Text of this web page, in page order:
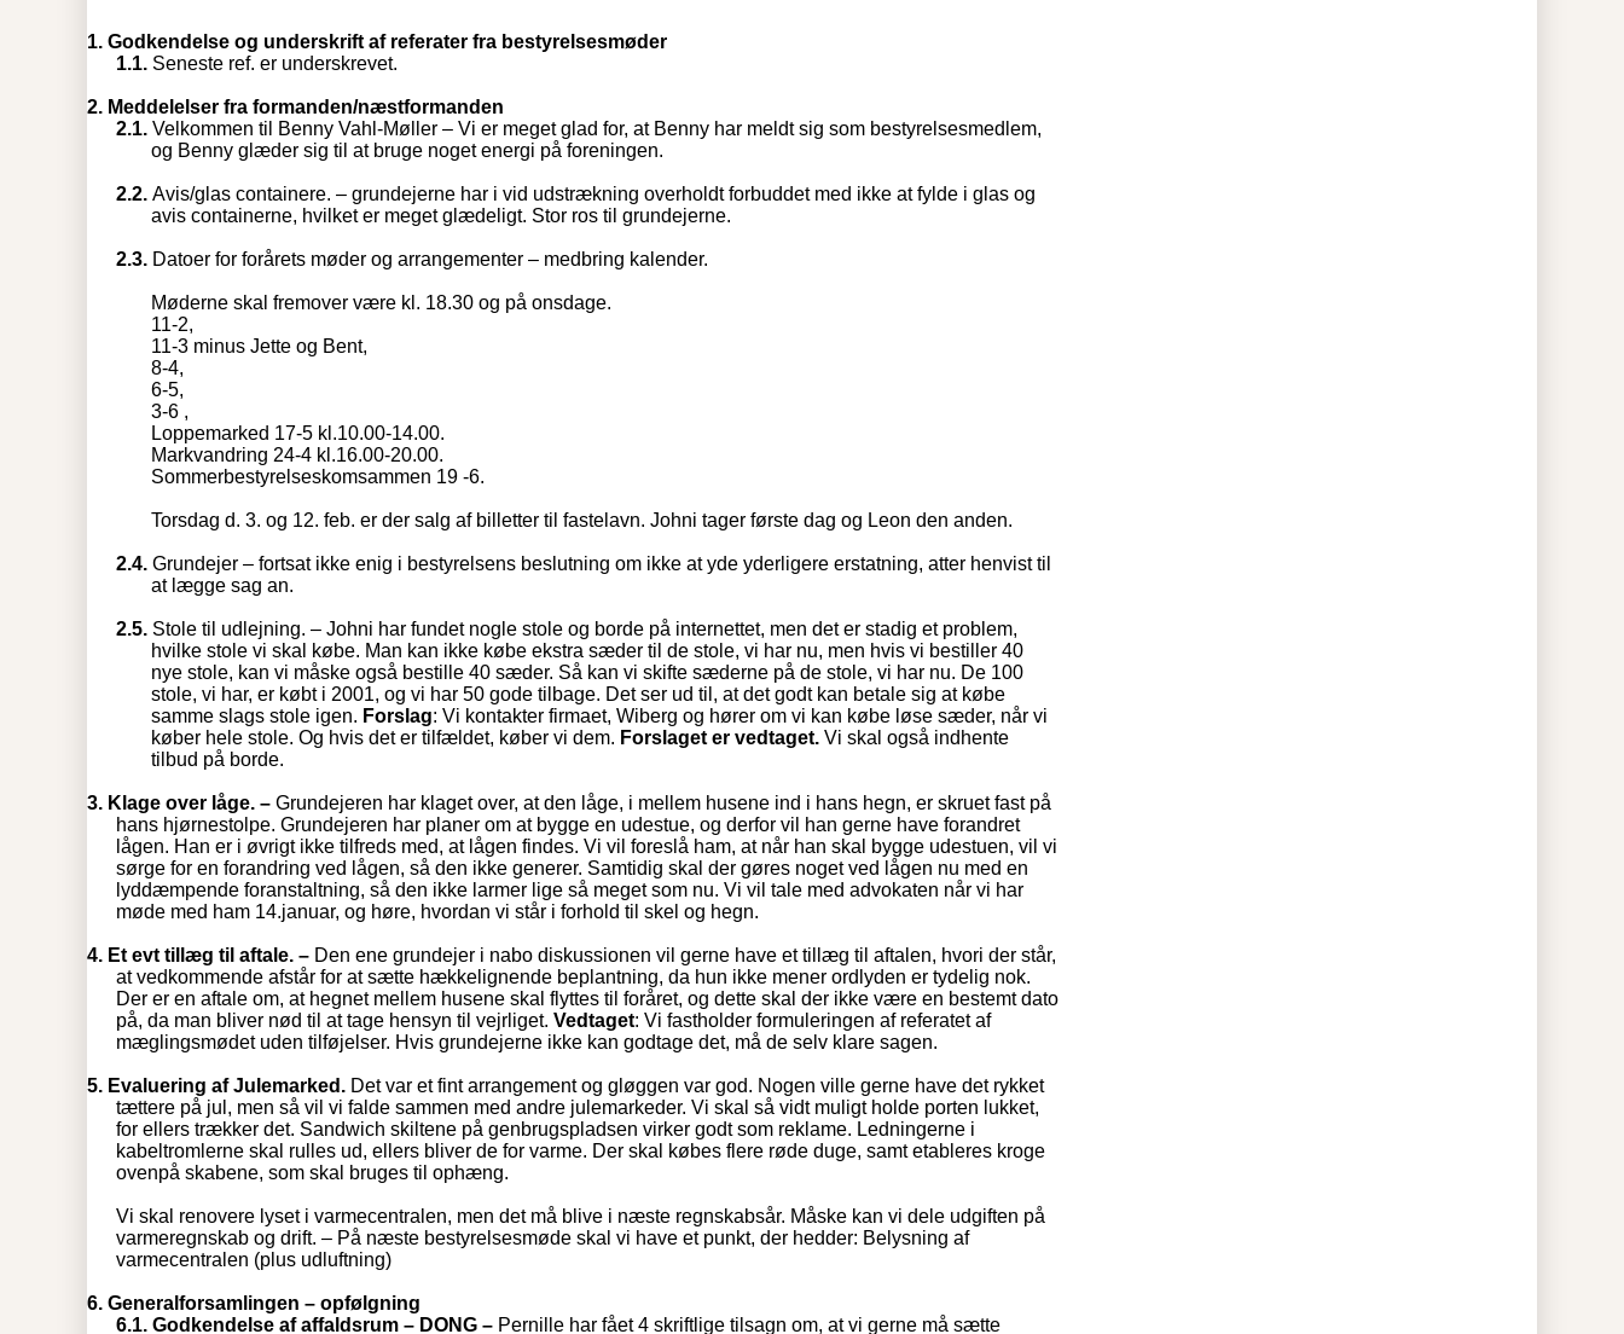
1. Godkendelse og underskrift af referater fra bestyrelsesmøder
1.1. Seneste ref. er underskrevet.
2. Meddelelser fra formanden/næstformanden
2.1. Velkommen til Benny Vahl-Møller – Vi er meget glad for, at Benny har meldt sig som bestyrelsesmedlem,
og Benny glæder sig til at bruge noget energi på foreningen.
2.2. Avis/glas containere. – grundejerne har i vid udstrækning overholdt forbuddet med ikke at fylde i glas og
avis containerne, hvilket er meget glædeligt. Stor ros til grundejerne.
2.3. Datoer for forårets møder og arrangementer – medbring kalender.
Møderne skal fremover være kl. 18.30 og på onsdage.
11-2,
11-3 minus Jette og Bent,
8-4,
6-5,
3-6 ,
Loppemarked 17-5 kl.10.00-14.00.
Markvandring 24-4 kl.16.00-20.00.
Sommerbestyrelseskomsammen 19 -6.
Torsdag d. 3. og 12. feb. er der salg af billetter til fastelavn. Johni tager første dag og Leon den anden.
2.4. Grundejer – fortsat ikke enig i bestyrelsens beslutning om ikke at yde yderligere erstatning, atter henvist til
at lægge sag an.
2.5. Stole til udlejning. – Johni har fundet nogle stole og borde på internettet, men det er stadig et problem,
hvilke stole vi skal købe. Man kan ikke købe ekstra sæder til de stole, vi har nu, men hvis vi bestiller 40
nye stole, kan vi måske også bestille 40 sæder. Så kan vi skifte sæderne på de stole, vi har nu. De 100
stole, vi har, er købt i 2001, og vi har 50 gode tilbage. Det ser ud til, at det godt kan betale sig at købe
samme slags stole igen. Forslag: Vi kontakter firmaet, Wiberg og hører om vi kan købe løse sæder, når vi
køber hele stole. Og hvis det er tilfældet, køber vi dem. Forslaget er vedtaget. Vi skal også indhente
tilbud på borde.
3. Klage over låge. – Grundejeren har klaget over, at den låge, i mellem husene ind i hans hegn, er skruet fast på
hans hjørnestolpe. Grundejeren har planer om at bygge en udestue, og derfor vil han gerne have forandret
lågen. Han er i øvrigt ikke tilfreds med, at lågen findes. Vi vil foreslå ham, at når han skal bygge udestuen, vil vi
sørge for en forandring ved lågen, så den ikke generer. Samtidig skal der gøres noget ved lågen nu med en
lyddæmpende foranstaltning, så den ikke larmer lige så meget som nu. Vi vil tale med advokaten når vi har
møde med ham 14.januar, og høre, hvordan vi står i forhold til skel og hegn.
4. Et evt tillæg til aftale. – Den ene grundejer i nabo diskussionen vil gerne have et tillæg til aftalen, hvori der står,
at vedkommende afstår for at sætte hækkelignende beplantning, da hun ikke mener ordlyden er tydelig nok.
Der er en aftale om, at hegnet mellem husene skal flyttes til foråret, og dette skal der ikke være en bestemt dato
på, da man bliver nød til at tage hensyn til vejrliget. Vedtaget: Vi fastholder formuleringen af referatet af
mæglingsmødet uden tilføjelser. Hvis grundejerne ikke kan godtage det, må de selv klare sagen.
5. Evaluering af Julemarked. Det var et fint arrangement og gløggen var god. Nogen ville gerne have det rykket
tættere på jul, men så vil vi falde sammen med andre julemarkeder. Vi skal så vidt muligt holde porten lukket,
for ellers trækker det. Sandwich skiltene på genbrugspladsen virker godt som reklame. Ledningerne i
kabeltromlerne skal rulles ud, ellers bliver de for varme. Der skal købes flere røde duge, samt etableres kroge
ovenpå skabene, som skal bruges til ophæng.
Vi skal renovere lyset i varmecentralen, men det må blive i næste regnskabsår. Måske kan vi dele udgiften på
varmeregnskab og drift. – På næste bestyrelsesmøde skal vi have et punkt, der hedder: Belysning af
varmecentralen (plus udluftning)
6. Generalforsamlingen – opfølgning
6.1. Godkendelse af affaldsrum – DONG – Pernille har fået 4 skriftlige tilsagn om, at vi gerne må sætte